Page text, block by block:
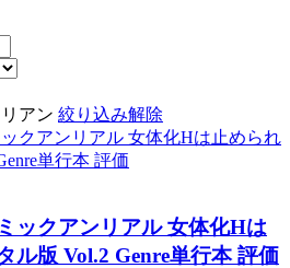
アン 絞り込み解除
ックアンリアル 女体化Hは
ル版 Vol.2 Genre単行本 評価